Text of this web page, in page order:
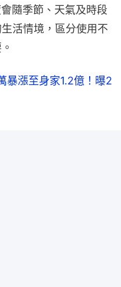
隨季節、天氣及時段
活情境，區分使用不
暴漲至身家1.2億！曝2